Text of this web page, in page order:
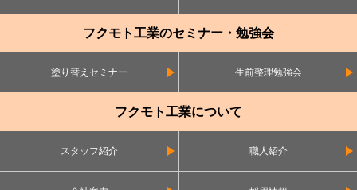
フクモト工業のセミナー・勉強会
塗り替えセミナー 生前整理勉強会
フクモト工業について
スタッフ紹介 職人紹介